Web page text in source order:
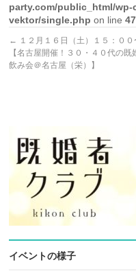
party.com/public_html/
vektor/single.php on line47
← １２月１６日（土）１５：００
【名古屋開催！３０・４０代の既
飲み会＠名古屋（栄）】
イベントの様子